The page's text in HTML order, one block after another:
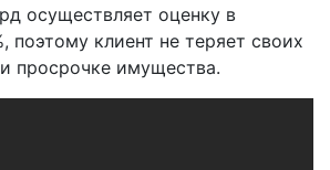
осуществляет оценку в
поэтому клиент не теряет своих
просрочке имущества.